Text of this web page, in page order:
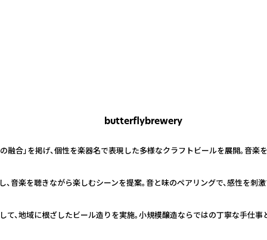
butterflybrewery
融合」を掲げ、個性を楽器名で表現した多様なクラフトビールを展開。音
音楽を聴きながら楽しむシーンを提案。音と味のペアリングで、感性を刺
、地域に根ざしたビール造りを実施。小規模醸造ならではの丁寧な手仕事